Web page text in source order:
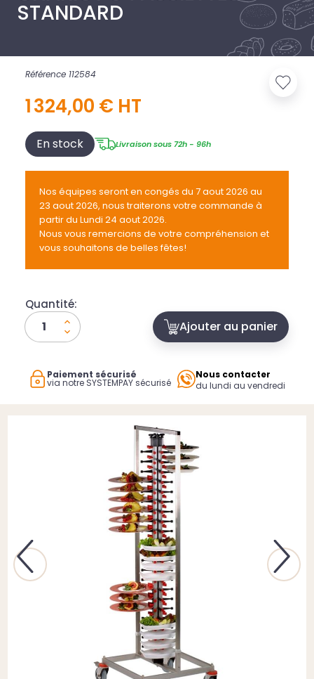
STANDARD
Référence 112584
1 324,00 € HT
En stock Livraison sous 72h - 96h
Nos équipes seront en congés du 7 aout 2026 au
23 aout 2026, nous traiterons votre commande à
partir du Lundi 24 aout 2026.
Nous vous remercions de votre compréhension et
vous souhaitons de belles fêtes!
Quantité:
Ajouter au panier
Paiement sécurisé
via notre SYSTEMPAY sécurisé
Nous contacter
du lundi au vendredi
Previous Next